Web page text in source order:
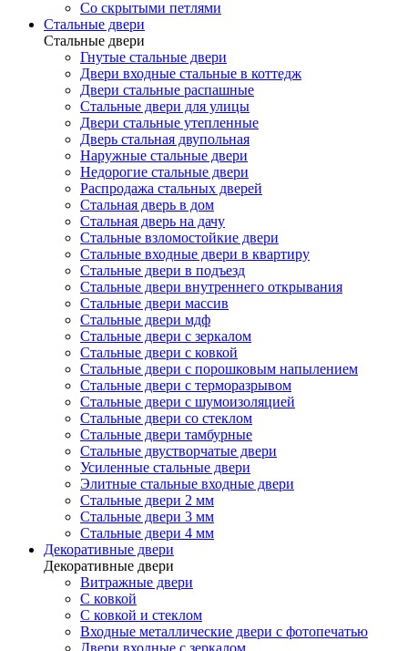
Со скрытыми петлями
Стальные двери
Стальные двери
Гнутые стальные двери
Двери входные стальные в коттедж
Двери стальные распашные
Стальные двери для улицы
Двери стальные утепленные
Дверь стальная двупольная
Наружные стальные двери
Недорогие стальные двери
Распродажа стальных дверей
Стальная дверь в дом
Стальная дверь на дачу
Стальные взломостойкие двери
Стальные входные двери в квартиру
Стальные двери в подъезд
Стальные двери внутреннего открывания
Стальные двери массив
Стальные двери мдф
Стальные двери с зеркалом
Стальные двери с ковкой
Стальные двери с порошковым напылением
Стальные двери с терморазрывом
Стальные двери с шумоизоляцией
Стальные двери со стеклом
Стальные двери тамбурные
Стальные двустворчатые двери
Усиленные стальные двери
Элитные стальные входные двери
Стальные двери 2 мм
Стальные двери 3 мм
Стальные двери 4 мм
Декоративные двери
Декоративные двери
Витражные двери
С ковкой
С ковкой и стеклом
Входные металлические двери с фотопечатью